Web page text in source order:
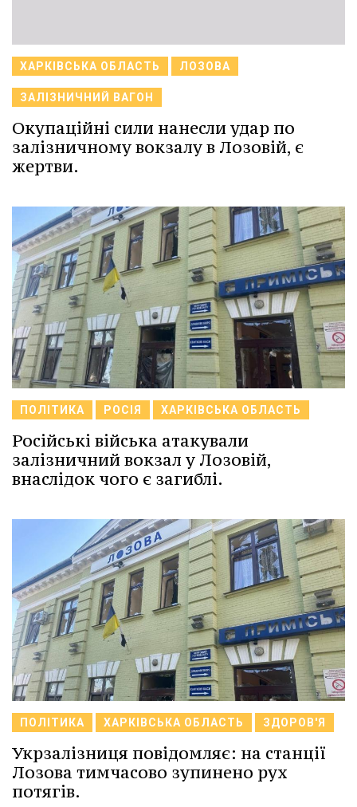
ХАРКІВСЬКА ОБЛАСТЬ ЛОЗОВА
ЗАЛІЗНИЧНИЙ ВАГОН
Окупаційні сили нанесли удар по
залізничному вокзалу в Лозовій, є
жертви.
ПОЛІТИКА РОСІЯ ХАРКІВСЬКА ОБЛАСТЬ
Російські війська атакували
залізничний вокзал у Лозовій,
внаслідок чого є загиблі.
ПОЛІТИКА ХАРКІВСЬКА ОБЛАСТЬ ЗДОРОВ'Я
Укрзалізниця повідомляє: на станції
Лозова тимчасово зупинено рух
потягів.